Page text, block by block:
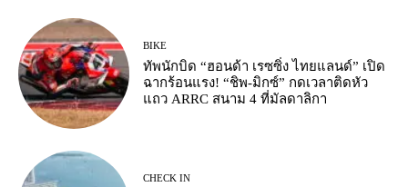
BIKE
ทัพนักบิด “ฮอนด้า เรซซิ่ง ไทยแลนด์” เปิด
ฉากร้อนแรง! “ชิพ-มิกซ์” กดเวลาติดหัว
แถว ARRC สนาม 4 ที่มัลดาลิกา
CHECK IN